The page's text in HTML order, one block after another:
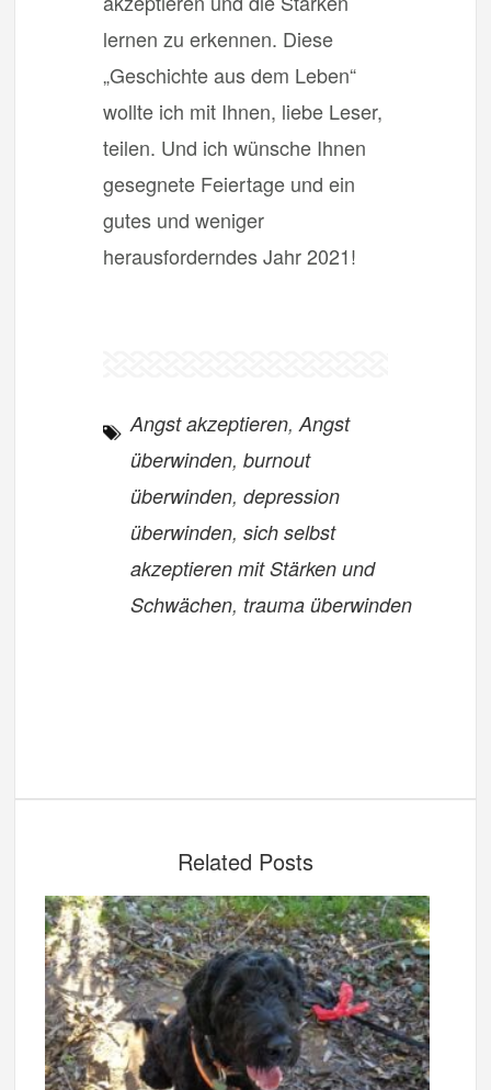
lernen zu erkennen. Diese
„Geschichte aus dem Leben“
wollte ich mit Ihnen, liebe Leser,
teilen. Und ich wünsche Ihnen
gesegnete Feiertage und ein
gutes und weniger
herausforderndes Jahr 2021!
Angst akzeptieren,Angst
überwinden,burnout
überwinden,depression
überwinden,sich selbst
akzeptieren mit Stärken und
Schwächen, trauma überwinden
Related Posts